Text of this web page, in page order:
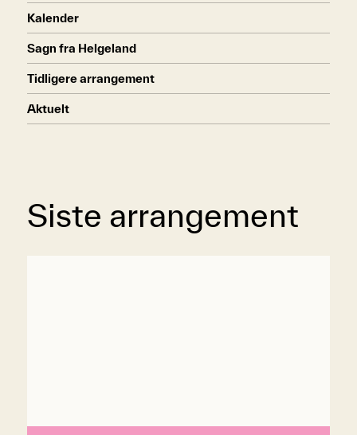
Kalender
Sagn fra Helgeland
Tidligere arrangement
Aktuelt
Siste arrangement